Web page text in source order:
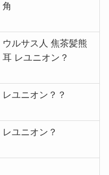
角
ウルサス人 焦茶髪熊
耳 レユニオン？
レユニオン？？
レユニオン？